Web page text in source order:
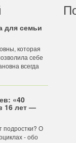
для семьи
которая
себе
всегда
«40
16 лет —
подростки? О
- обо